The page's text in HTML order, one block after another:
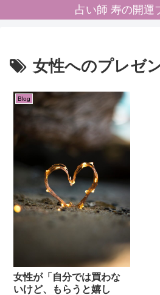
占い師 寿の開
女性へのプレゼ
Blog
女性が「自分では買わな
いけど、もらうと嬉し